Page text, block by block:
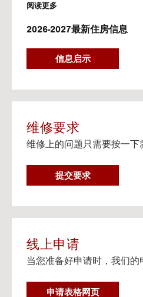
阅读更多
2026-2027最新住房信息
Gateway apartments 将在
用。
流媒体服务
在个人设备上观看流媒体电
邮寄信息以及楼宇地址
阅读更多
信息启示
维修要求
维修上的问题只需要按一下
提交要求维
修
线上申请
当您准备好申请时，我们的
申请表格网页